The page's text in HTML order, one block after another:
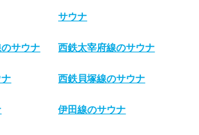
サウナ
サウナ 西鉄太宰府線のサウナ
西鉄貝塚線のサウナ
伊田線のサウナ